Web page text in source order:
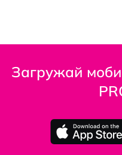
Загружай